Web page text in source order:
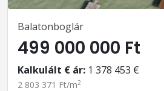
Balatonboglár
499 000 000 Ft
Kalkulált € ár: 1 378 453 €
2 803 371 Ft/m2